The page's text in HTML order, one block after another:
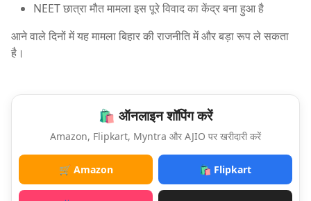
NEET छात्रा मौत मामला इस पूरे विवाद का केंद्र बना हुआ है
आने वाले दिनों में यह मामला बिहार की राजनीति में और बड़ा रूप ले सकता
है।
🛍️ ऑनलाइन शॉपिंग करें
Amazon, Flipkart, Myntra और AJIO पर खरीदारी करें
🛒 Amazon 🛍️ Flipkart